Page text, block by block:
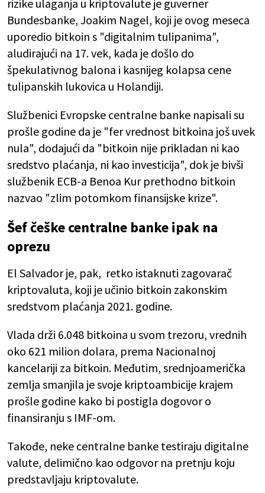
rizike ulaganja u kriptovalute je guverner
Bundesbanke, Joakim Nagel, koji je ovog meseca
uporedio bitkoin s "digitalnim tulipanima",
aludirajući na 17. vek, kada je došlo do
špekulativnog balona i kasnijeg kolapsa cene
tulipanskih lukovica u Holandiji.
Službenici Evropske centralne banke napisali su
prošle godine da je "fer vrednost bitkoina još uvek
nula", dodajući da "bitkoin nije prikladan ni kao
sredstvo plaćanja, ni kao investicija", dok je bivši
službenik ECB-a Benoa Kur prethodno bitkoin
nazvao "zlim potomkom finansijske krize".
Šef češke centralne banke ipak na
oprezu
El Salvador je, pak, retko istaknuti zagovarač
kriptovaluta, koji je učinio bitkoin zakonskim
sredstvom plaćanja 2021. godine.
Vlada drži 6.048 bitkoina u svom trezoru, vrednih
oko 621 milion dolara, prema Nacionalnoj
kancelariji za bitkoin. Međutim, srednjoamerička
zemlja smanjila je svoje kriptoambicije krajem
prošle godine kako bi postigla dogovor o
finansiranju s IMF-om.
Takođe, neke centralne banke testiraju digitalne
valute, delimično kao odgovor na pretnju koju
predstavljaju kriptovalute.